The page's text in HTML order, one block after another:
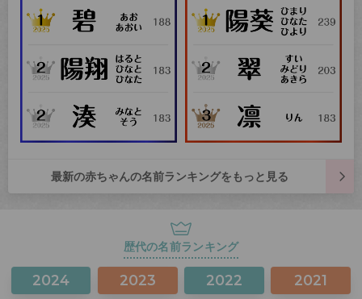
最新の赤ちゃんの名前ランキングをもっと見る
歴代の名前ランキング
2024 2023 2022 2021